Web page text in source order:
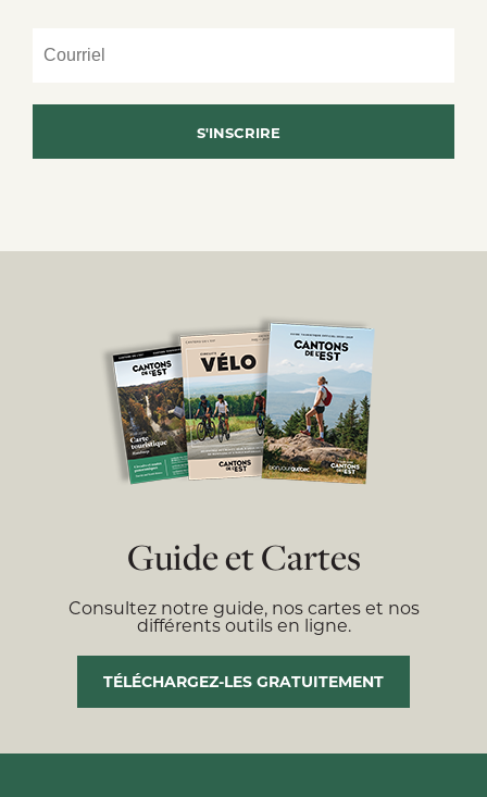
Guide et Cartes
Consultez notre guide, nos cartes et nos
différents outils en ligne.
TÉLÉCHARGEZ-LES GRATUITEMENT